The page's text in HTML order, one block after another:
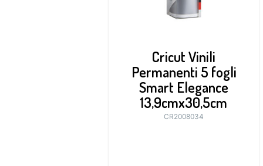
Cricut Vinili
Permanenti 5 fogli
Smart Elegance
13,9cmx30,5cm
CR2008034